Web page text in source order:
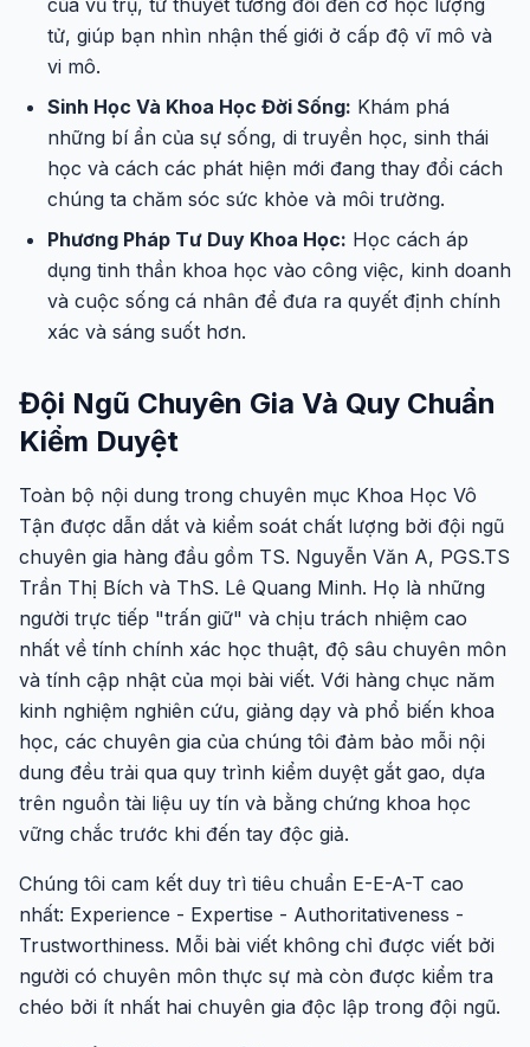
của vũ trụ, từ thuyết tương đối đến cơ học lượng
tử, giúp bạn nhìn nhận thế giới ở cấp độ vĩ mô và
vi mô.
Sinh Học Và Khoa Học Đời Sống: Khám phá
những bí ẩn của sự sống, di truyền học, sinh thái
học và cách các phát hiện mới đang thay đổi cách
chúng ta chăm sóc sức khỏe và môi trường.
Phương Pháp Tư Duy Khoa Học: Học cách áp
dụng tinh thần khoa học vào công việc, kinh doanh
và cuộc sống cá nhân để đưa ra quyết định chính
xác và sáng suốt hơn.
Đội Ngũ Chuyên Gia Và Quy Chuẩn
Kiểm Duyệt
Toàn bộ nội dung trong chuyên mục Khoa Học Vô
Tận được dẫn dắt và kiểm soát chất lượng bởi đội ngũ
chuyên gia hàng đầu gồm TS. Nguyễn Văn A, PGS.TS
Trần Thị Bích và ThS. Lê Quang Minh. Họ là những
người trực tiếp "trấn giữ" và chịu trách nhiệm cao
nhất về tính chính xác học thuật, độ sâu chuyên môn
và tính cập nhật của mọi bài viết. Với hàng chục năm
kinh nghiệm nghiên cứu, giảng dạy và phổ biến khoa
học, các chuyên gia của chúng tôi đảm bảo mỗi nội
dung đều trải qua quy trình kiểm duyệt gắt gao, dựa
trên nguồn tài liệu uy tín và bằng chứng khoa học
vững chắc trước khi đến tay độc giả.
Chúng tôi cam kết duy trì tiêu chuẩn E-E-A-T cao
nhất: Experience - Expertise - Authoritativeness -
Trustworthiness. Mỗi bài viết không chỉ được viết bởi
người có chuyên môn thực sự mà còn được kiểm tra
chéo bởi ít nhất hai chuyên gia độc lập trong đội ngũ.